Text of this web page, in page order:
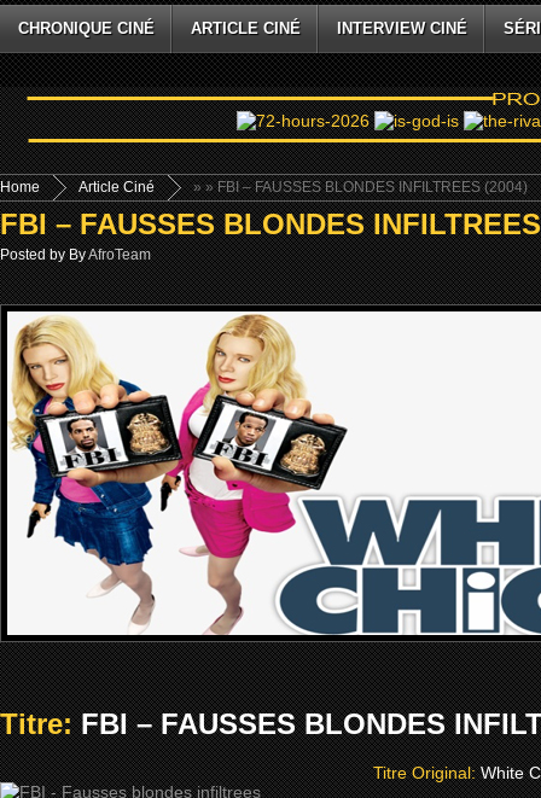
CHRONIQUE CINÉ ARTICLE CINÉ INTERVIEW CINÉ
Home »
Article Ciné » FBI – FAUSSES BLONDES INFILTREES (2004)
FBI – FAUSSES BLONDES
Posted by ByAfroTeam
Titre:FBI – FAUSSES BLONDES
Titre Original:White